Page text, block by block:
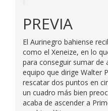
PREVIA
El Aurinegro bahiense
como el Xeneize, en lo
para conseguir sumar de
equipo que dirige Walter
rescatar dos puntos en
un cuadro más bien
acaba de ascender a